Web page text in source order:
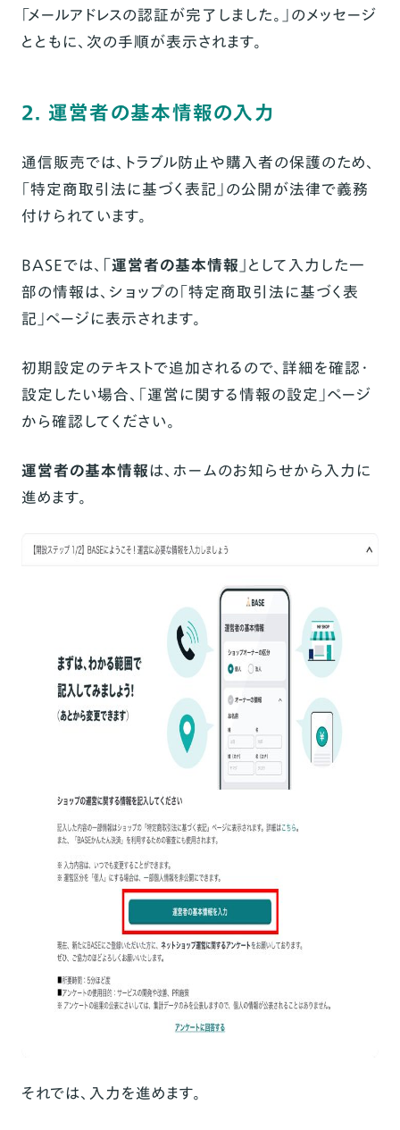
「メールアドレスの認証が完了しました。」のメッセージ
とともに、次の手順が表示されます。
2. 運営者の基本情報の入力
通信販売では、トラブル防止や購入者の保護のため、
「特定商取引法に基づく表記」の公開が法律で義務
付けられています。
BASEでは、 「運営者の基本情報」として入力した一
部の情報は、ショップの「特定商取引法に基づく表
記」ページに表示されます。
初期設定のテキストで追加されるので、詳細を確認・
設定したい場合、 「運営に関する情報の設定」ページ
から確認してください。
運営者の基本情報は、ホームのお知らせから入力に
進めます。
それでは、入力を進めます。